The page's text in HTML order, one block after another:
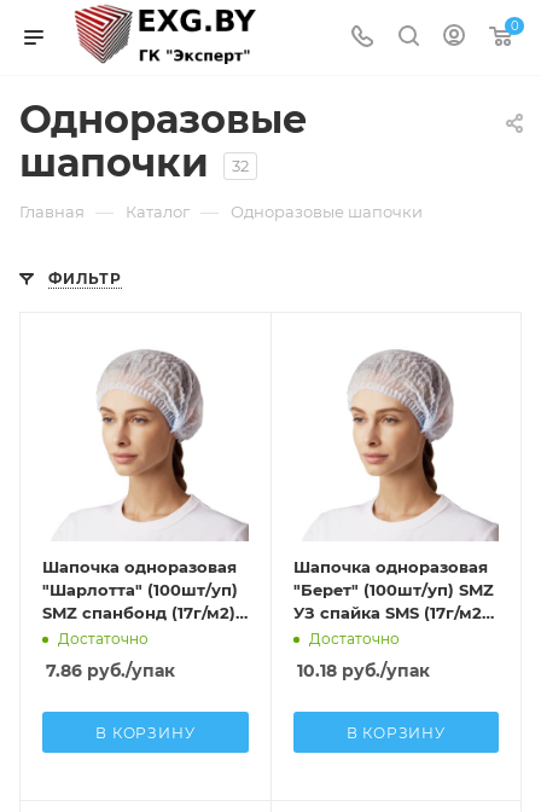
0
Одноразовые
шапочки
32
Главная — Каталог — Одноразовые шапочки
ФИЛЬТР
Шапочка одноразовая
"Шарлотта" (100шт/уп)
SMZ спанбонд (17г/м2)
голубой
Достаточно
7.86 руб./упак
В КОРЗИНУ
Шапочка одноразовая
"Берет" (100шт/уп) SMZ
УЗ спайка SMS (17г/м2)
голубой
Достаточно
10.18руб./упак
В КОРЗИНУ